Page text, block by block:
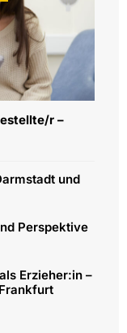
r –
und
Perspektive
Erzieher:in –